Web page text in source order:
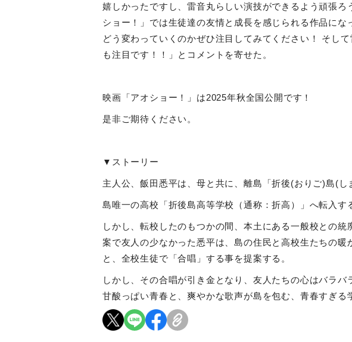
嬉しかったですし、雷音丸らしい演技ができるよう頑張ろ
ショー！」では生徒達の友情と成長を感じられる作品にな
どう変わっていくのかぜひ注目してみてください！ そし
も注目です！！」とコメントを寄せた。
映画「アオショー！」は2025年秋全国公開です！
是非ご期待ください。
▼ストーリー
主人公、飯田悉平は、母と共に、離島「折後(おりご)島( し
島唯一の高校「折後島高等学校（通称：折高）」へ転入す
しかし、転校したのもつかの間、本土にある一般校との統
案で友人の少なかった悉平は、島の住民と高校生たちの暖
と、全校生徒で「合唱」する事を提案する。
しかし、その合唱が引き金となり、友人たちの心はバラバ
甘酸っぱい青春と、爽やかな歌声が島を包む、青春すぎる